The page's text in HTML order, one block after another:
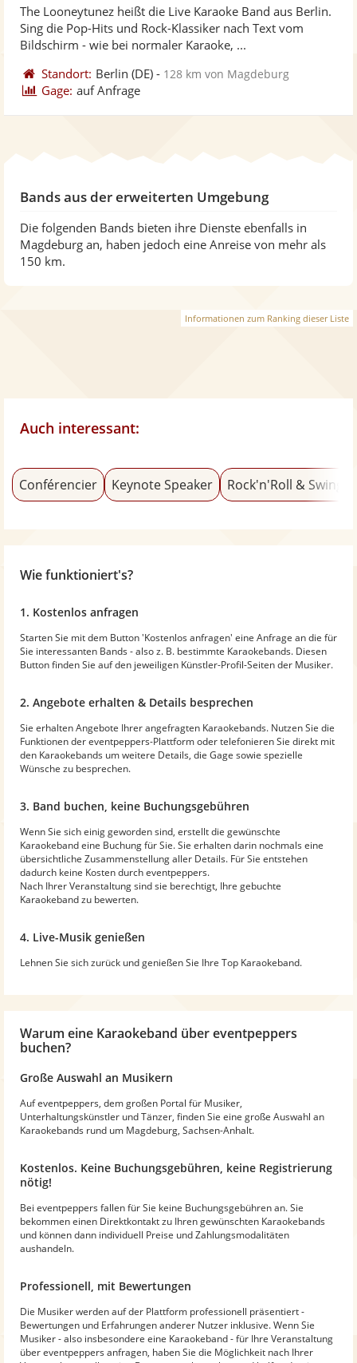
Fotos
5
The Looneytunez heißt die Live Karaoke Band aus Berlin.
Sing die Pop-Hits und Rock-Klassiker nach Text vom
Bildschirm - wie bei normaler Karaoke, ...
Standort: Berlin (DE) - 128 km von Magdeburg
Gage: auf Anfrage
Bands aus der erweiterten Umgebung
Die folgenden Bands bieten ihre Dienste ebenfalls in
Magdeburg an, haben jedoch eine Anreise von mehr als
150 km.
Informationen zum Ranking dieser Liste
Auch interessant:
Conférencier Keynote Speaker Rock'n'Roll & Swing
Wie funktioniert's?
1. Kostenlos anfragen
Starten Sie mit dem Button 'Kostenlos anfragen' eine Anfrage an die für
Sie interessanten Bands - also z. B. bestimmte Karaokebands. Diesen
Button finden Sie auf den jeweiligen Künstler-Profil-Seiten der Musiker.
2. Angebote erhalten & Details besprechen
Sie erhalten Angebote Ihrer angefragten Karaokebands. Nutzen Sie die
Funktionen der eventpeppers-Plattform oder telefonieren Sie direkt mit
den Karaokebands um weitere Details, die Gage sowie spezielle
Wünsche zu besprechen.
3. Band buchen, keine Buchungsgebühren
Wenn Sie sich einig geworden sind, erstellt die gewünschte
Karaokeband eine Buchung für Sie. Sie erhalten darin nochmals eine
übersichtliche Zusammenstellung aller Details. Für Sie entstehen
dadurch keine Kosten durch eventpeppers.
Nach Ihrer Veranstaltung sind sie berechtigt, Ihre gebuchte
Karaokeband zu bewerten.
4. Live-Musik genießen
Lehnen Sie sich zurück und genießen Sie Ihre Top Karaokeband.
Warum eine Karaokeband über eventpeppers
buchen?
Große Auswahl an Musikern
Auf eventpeppers, dem großen Portal für Musiker,
Unterhaltungskünstler und Tänzer, finden Sie eine große Auswahl an
Karaokebands rund um Magdeburg, Sachsen-Anhalt.
Kostenlos. Keine Buchungsgebühren, keine Registrierung
nötig!
Bei eventpeppers fallen für Sie keine Buchungsgebühren an. Sie
bekommen einen Direktkontakt zu Ihren gewünschten Karaokebands
und können dann individuell Preise und Zahlungsmodalitäten
aushandeln.
Professionell, mit Bewertungen
Die Musiker werden auf der Plattform professionell präsentiert -
Bewertungen und Erfahrungen anderer Nutzer inklusive. Wenn Sie
Musiker - also insbesondere eine Karaokeband - für Ihre Veranstaltung
über eventpeppers anfragen, haben Sie die Möglichkeit nach Ihrer